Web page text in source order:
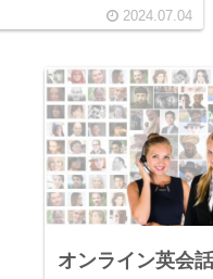
2024.07.04
オンライン英会